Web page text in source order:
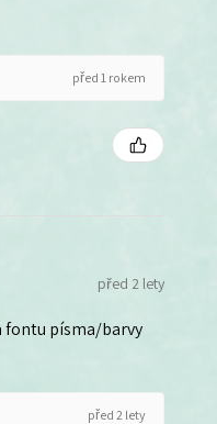
před 1 rokem
před 2 lety
fontu písma/barvy
před 2 lety